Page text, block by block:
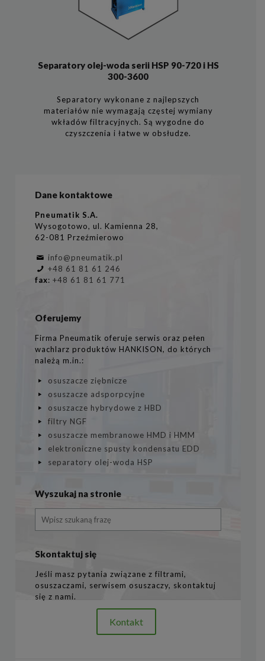
Separatory olej-woda serii HSP 90-720 i HS
300-3600
Separatory wykonane z najlepszych
materiałów nie wymagają częstej wymiany
wkładów filtracyjnych. Są wygodne do
czyszczenia i łatwe w obsłudze.
Dane kontaktowe
Pneumatik S.A.
Wysogotowo, ul. Kamienna 28,
62-081 Przeźmierowo
info@pneumatik.pl
+48 61 81 61 246
fax: +48 61 81 61 771
Oferujemy
Firma Pneumatik oferuje serwis oraz pełen
wachlarz produktów HANKISON, do których
należą m.in.:
osuszacze ziębnicze
osuszacze adsporpcyjne
osuszacze hybrydowe z HBD
filtry NGF
osuszacze membranowe HMD i HMM
elektroniczne spusty kondensatu EDD
separatory olej-woda HSP
Wyszukaj na stronie
Skontaktuj się
Jeśli masz pytania związane z filtrami,
osuszaczami, serwisem osuszaczy, skontaktuj
się z nami.
Kontakt